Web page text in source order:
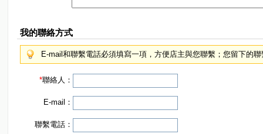
我的聯絡方式
E-mail和聯繫電話必須填寫一項，方便店主與您聯繫；您留下的
*聯絡人：
E-mail：
聯繫電話：